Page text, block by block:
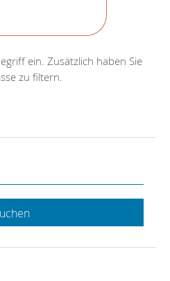
ein. Zusätzlich haben Sie
zu filtern.